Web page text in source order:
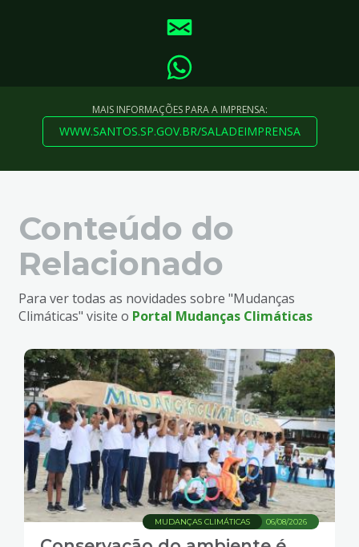
MAIS INFORMAÇÕES PARA A IMPRENSA:
WWW.SANTOS.SP.GOV.BR/SALADEIMPRENSA
Conteúdo do
Relacionado
Para ver todas as novidades sobre "Mudanças
Climáticas" visite o Portal Mudanças Climáticas
06/08/2026
MUDANÇAS CLIMÁTICAS